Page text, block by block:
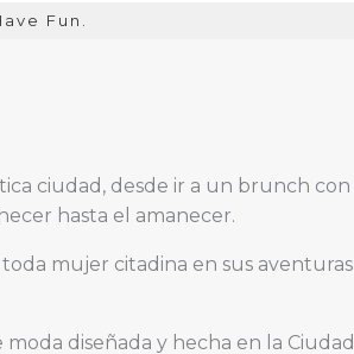
Have Fun.
ciudad, desde ir a un brunch con
hasta el amanecer.
mujer citadina en sus aventuras
diseñada y hecha en la Ciudad